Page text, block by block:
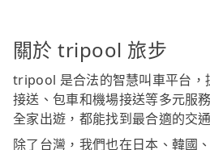
關於 tripool 旅步
tripool 是合法的智慧叫車平台，
接送、包車和機場接送等多元服
全家出遊，都能找到最合適的交
除了台灣，我們也在日本、韓國